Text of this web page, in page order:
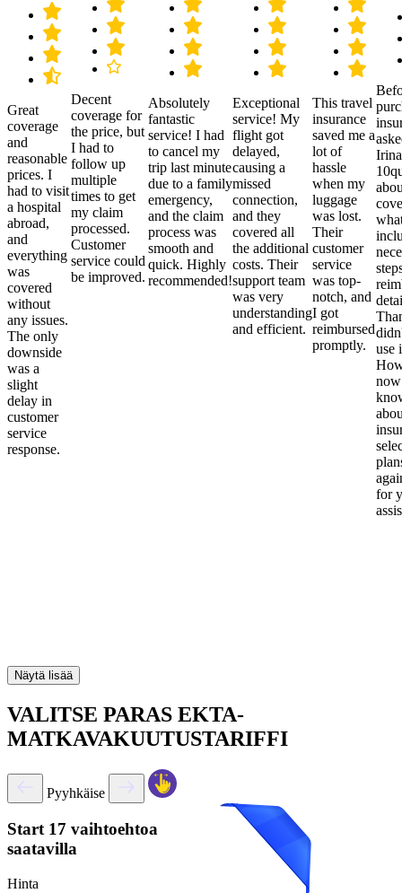
Great
coverage
and
reasonable
prices. I
had to visit
a hospital
abroad,
and
everything
was
covered
without
any issues.
The only
downside
was a
slight
delay in
customer
service
response.
Decent
coverage for
the price, but
I had to
follow up
multiple
times to get
my claim
processed.
Customer
service could
be improved.
Absolutely
fantastic
service! I had
to cancel my
trip last minute
due to a family
emergency,
and the claim
process was
smooth and
quick. Highly
recommended!
Exceptional
service! My
flight got
delayed,
causing a
missed
connection,
and they
covered all
the additional
costs. Their
support team
was very
understanding
and efficient.
This travel
insurance
saved me a
lot of
hassle
when my
luggage
was lost.
Their
customer
service
was top-
notch, and
I got
reimbursed
promptly.
use
for
Näytä lisää
VALITSE PARAS EKTA-
MATKAVAKUUTUSTARIFFI
Pyyhkäise
Start 17 vaihtoehtoa
saatavilla
Hinta